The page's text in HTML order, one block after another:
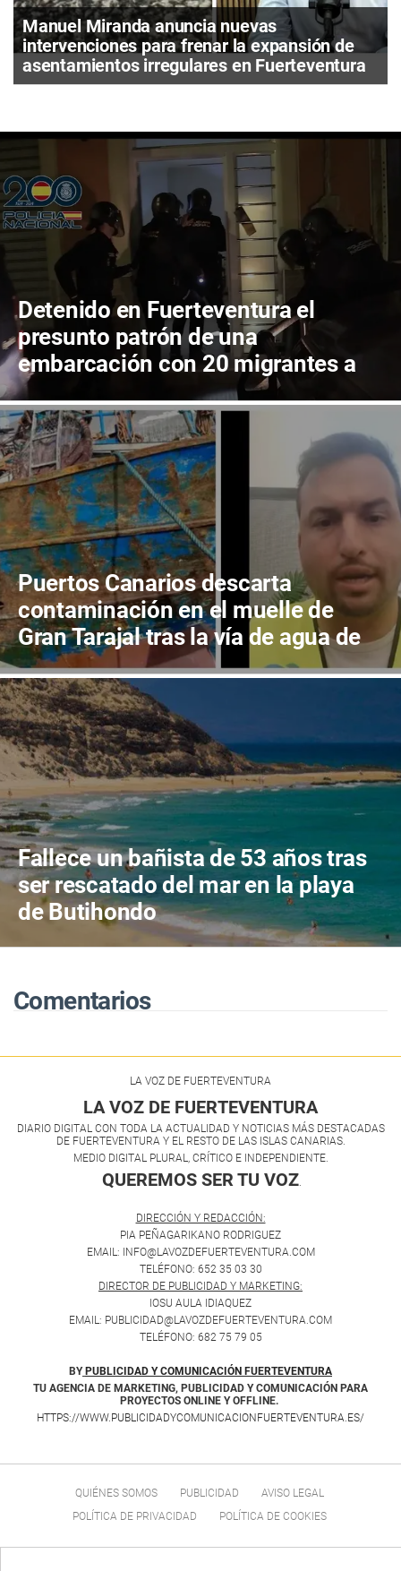
Manuel Miranda anuncia nuevas
intervenciones para frenar la expansión de
asentamientos irregulares en Fuerteventura
Detenido en Fuerteventura el
presunto patrón de una
embarcación con 20 migrantes a
bordo
Puertos Canarios descarta
contaminación en el muelle de
Gran Tarajal tras la vía de agua de
un pesquero
Fallece un bañista de 53 años tras
ser rescatado del mar en la playa
de Butihondo
Comentarios
LA VOZ DE FUERTEVENTURA
LA VOZ DE FUERTEVENTURA
DIARIO DIGITAL CON TODA LA ACTUALIDAD Y NOTICIAS MÁS DESTACADAS
DE FUERTEVENTURA Y EL RESTO DE LAS ISLAS CANARIAS.
MEDIO DIGITAL PLURAL, CRÍTICO E INDEPENDIENTE.
QUEREMOS SER TU VOZ.
DIRECCIÓN Y REDACCIÓN:
PIA PEÑAGARIKANO RODRIGUEZ
EMAIL: INFO@LAVOZDEFUERTEVENTURA.COM
TELÉFONO: 652 35 03 30
DIRECTOR DE PUBLICIDAD Y MARKETING:
IOSU AULA IDIAQUEZ
EMAIL: PUBLICIDAD@LAVOZDEFUERTEVENTURA.COM
TELÉFONO: 682 75 79 05
BY PUBLICIDAD Y COMUNICACIÓN FUERTEVENTURA
TU AGENCIA DE MARKETING, PUBLICIDAD Y COMUNICACIÓN PARA
PROYECTOS ONLINE Y OFFLINE.
HTTPS://WWW.PUBLICIDADYCOMUNICACIONFUERTEVENTURA.ES/
QUIÉNES SOMOS PUBLICIDAD
AVISO LEGAL
POLÍTICA DE PRIVACIDAD
POLÍTICA DE COOKIES